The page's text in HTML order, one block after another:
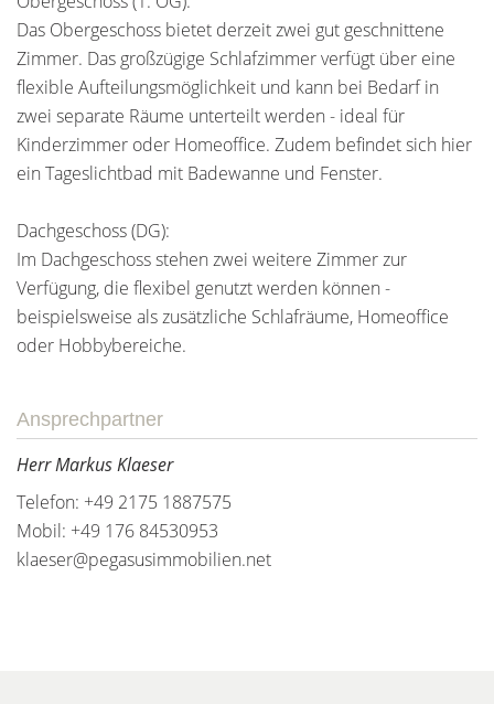
Das Obergeschoss bietet derzeit zwei gut geschnittene
Zimmer. Das großzügige Schlafzimmer verfügt über eine
flexible Aufteilungsmöglichkeit und kann bei Bedarf in
zwei separate Räume unterteilt werden - ideal für
Kinderzimmer oder Homeoffice. Zudem befindet sich hier
ein Tageslichtbad mit Badewanne und Fenster.
Dachgeschoss (DG):
Im Dachgeschoss stehen zwei weitere Zimmer zur
Verfügung, die flexibel genutzt werden können -
beispielsweise als zusätzliche Schlafräume, Homeoffice
oder Hobbybereiche.
Ansprechpartner
Herr Markus Klaeser
Telefon: +49 2175 1887575
Mobil: +49 176 84530953
klaeser@pegasusimmobilien.net